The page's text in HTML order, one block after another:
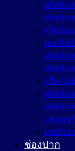
ผลิตภัณ
ผลิตภัณ
ครีมกัน
เจล-ลิป
ผลิตภัณ
ผลิตภัณ
ครีม-โล
ผลิตภัณ
ผลิตภัณ
แชมพู-
เวชสำ
ช่องปาก